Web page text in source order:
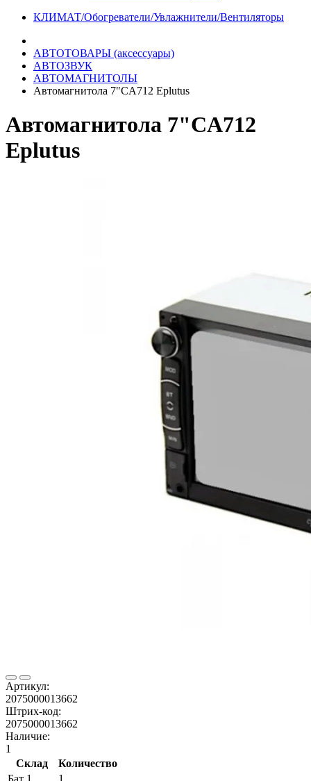
КЛИМАТ/Обогреватели/Увлажнители/Вентиляторы
АВТОТОВАРЫ (аксессуары)
АВТОЗВУК
АВТОМАГНИТОЛЫ
Автомагнитола 7"CA712 Eplutus
Автомагнитола 7"CA712
Eplutus
Артикул:
2075000013662
Штрих-код:
2075000013662
Наличие:
1
Склад
Количество
Бат 1
1